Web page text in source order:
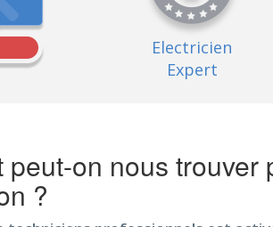
Electricien
Expert
peut-on nous
?